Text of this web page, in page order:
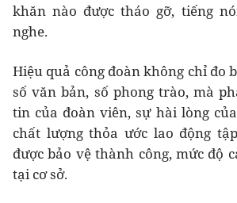
khăn nào được tháo gỡ, tiếng
nghe.
Hiệu quả công đoàn không chỉ đo
số văn bản, số phong trào, mà
tin của đoàn viên, sự hài lòng
chất lượng thỏa ước lao động
được bảo vệ thành công, mức độ
tại cơ sở.